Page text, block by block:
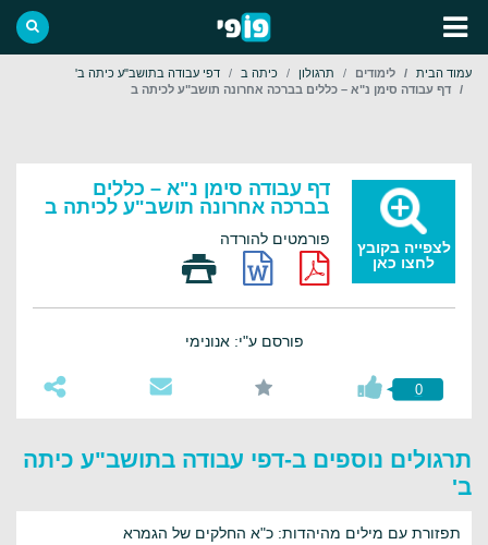
עמוד הבית לימודים תרגולון כיתה ב
דפי עבודה בתושב"ע כיתה ב'
דף עבודה סימן נ"א – כללים בברכה אחרונה תושב"ע לכיתה ב
לצפייה בקובץ
לחצו כאן
דף עבודה סימן נ"א – כללים
בברכה אחרונה תושב"ע לכיתה ב
פורמטים להורדה
פורסם ע"י: אנונימי
0
תרגולים נוספים ב-דפי עבודה בתושב"ע כיתה
ב'
תפזורת עם מילים מהיהדות: כ"א החלקים של הגמרא